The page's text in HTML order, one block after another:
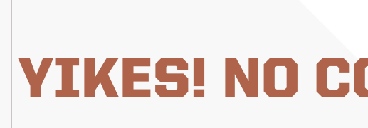
YIKES! NO